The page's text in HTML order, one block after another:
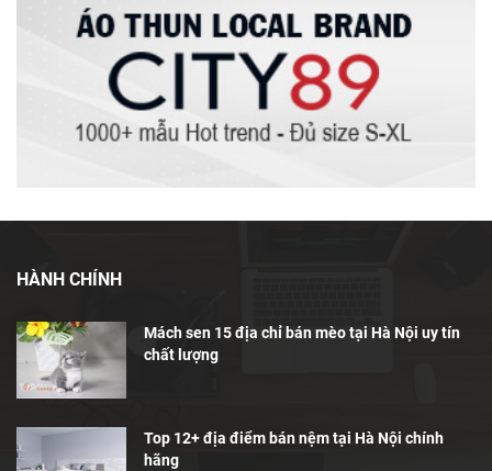
HÀNH CHÍNH
Mách sen 15 địa chỉ bán mèo tại Hà Nội uy tín
chất lượng
Top 12+ địa điểm bán nệm tại Hà Nội chính
hãng